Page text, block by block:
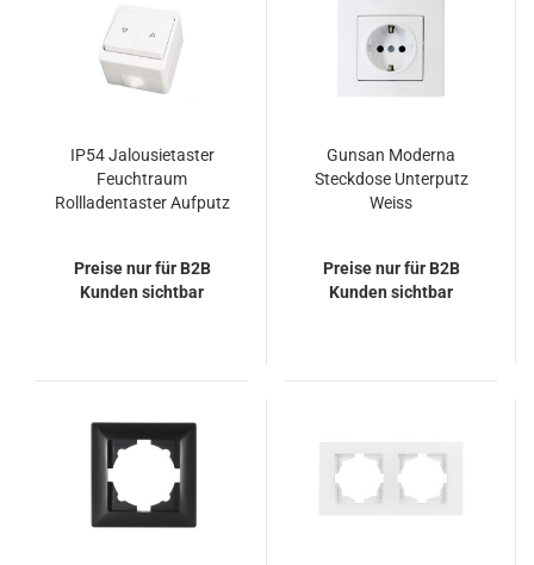
IP54 Jalousietaster
Feuchtraum
Rollladentaster Aufputz
Preise nur für B2B
Kunden sichtbar
Gunsan Moderna
Steckdose Unterputz
Weiss
Preise nur für B2B
Kunden sichtbar